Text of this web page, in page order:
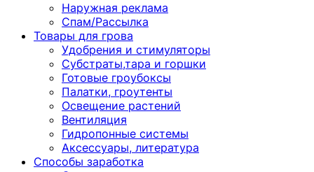
Наружная реклама
Спам/Рассылка
Товары для грова
Удобрения и стимуляторы
Субстраты,тара и горшки
Готовые гроубоксы
Палатки, гроутенты
Освещение растений
Вентиляция
Гидропонные системы
Аксессуары, литература
Способы заработка